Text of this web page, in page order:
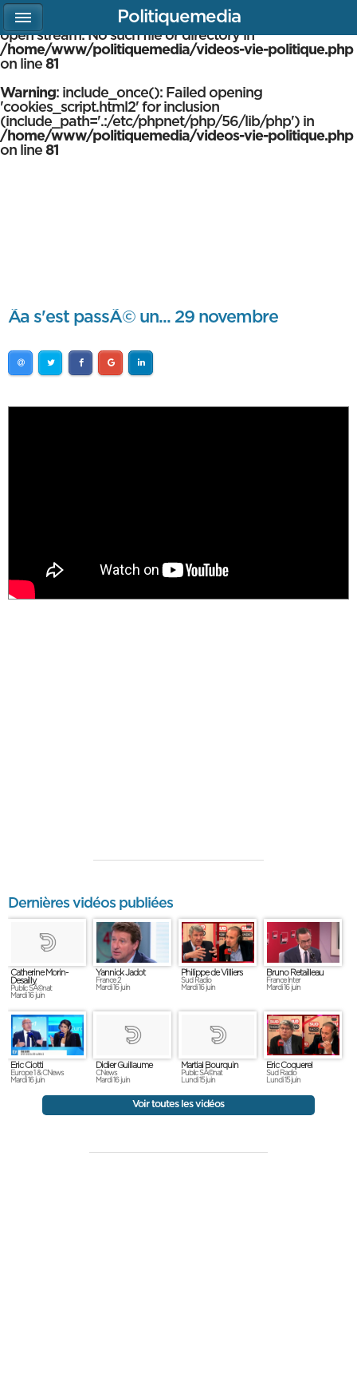
Warning
: include_once(cookies_script.html2): failed to
open stream: No such file or directory in
/home/www/politiquemedia/videos-vie-politique.php
on line 81
Warning: include_once(): Failed opening
'cookies_script.html2' for inclusion
(include_path='.:/etc/phpnet/php/56/lib/php') in
/home/www/politiquemedia/videos-vie-politique.php
on line 81
Ãa s'est passÃ© un... 29 novembre
Dernières vidéos publiées
Catherine Morin-
Desailly
Public SÃ©nat
Mardi 16 juin
Yannick Jadot
France 2
Mardi 16 juin
Philippe de Villiers
Sud Radio
Mardi 16 juin
Bruno Retailleau
France Inter
Mardi 16 juin
Eric Ciotti
Europe 1 & CNews
Mardi 16 juin
Didier Guillaume
CNews
Mardi 16 juin
Martial Bourquin
Public SÃ©nat
Lundi 15 juin
Eric Coquerel
Sud Radio
Lundi 15 juin
Voir toutes les vidéos
Politiquemedia